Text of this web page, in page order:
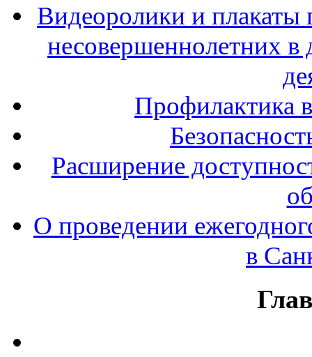
Видеоролики и плакаты
несовершеннолетних в
Профилактика
Расширение
О проведении
в